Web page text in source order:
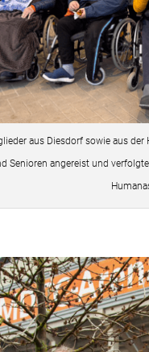
aus Diesdorf sowie aus der
Senioren angereist und